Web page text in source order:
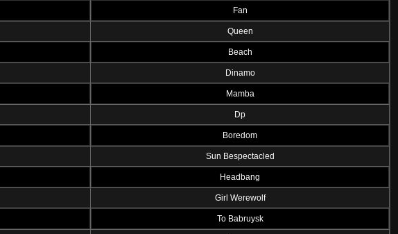
Fan
Queen
Beach
Dinamo
Mamba
Dp
Boredom
Sun Bespectacled
Headbang
Girl Werewolf
To Babruysk